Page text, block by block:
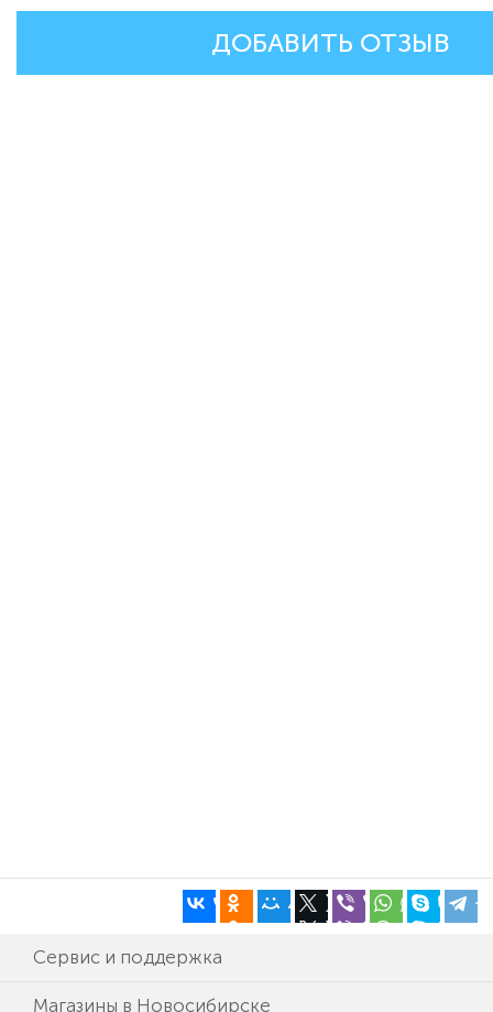
ДОБАВИТЬ ОТЗЫВ
Сервис и поддержка
Магазины в Новосибирске